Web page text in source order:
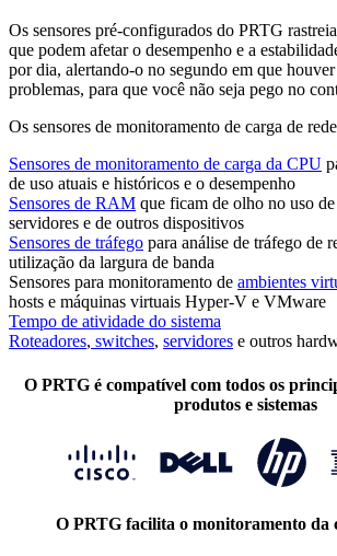
Os sensores pré-configurados do PRTG
que podem afetar o desempenho e a
por dia, alertando-o no segundo em que
problemas, para que você não seja pego no
Os sensores de monitoramento de carga de
Sensores de monitoramento de carga da CPU
de uso atuais e históricos e o desempenho
Sensores de RAM que ficam de olho no uso
servidores e de outros dispositivos
Sensores de tráfego para análise de tráfego de
utilização da largura de banda
Sensores para monitoramento de ambientes
hosts e máquinas virtuais Hyper-V e VMware
Tempo de atividade do sistema
Roteadores, switches, servidores e outros
O PRTG é compatível com todos os
produtos e sistemas
O PRTG facilita o monitoramento da